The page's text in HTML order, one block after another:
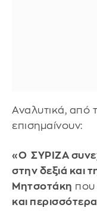
Αναλυτικά, από
επισημαίνουν:
«Ο ΣΥΡΙΖΑ
στην δεξιά και
Μητσοτάκη που
και